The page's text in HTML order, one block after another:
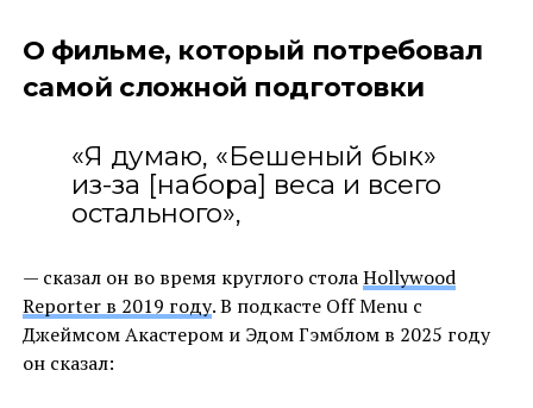
О фильме, который потребовал
самой сложной подготовки
«Я думаю, «Бешеный бык»
из-за [набора] веса и всего
остального»,
— сказал он во время круглого столаHollywood
Reporter в 2019 году. В подкасте Off Menu с
Джеймсом Акастером и Эдом Гэмблом в 2025 году
он сказал: